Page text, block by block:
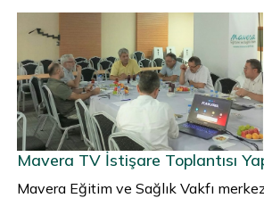
Mavera TV İstişare Toplantısı
Mavera Eğitim ve Sağlık Vakfı